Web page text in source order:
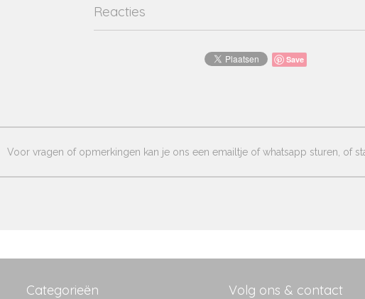
Reacties
Save
Voor vragen of opmerkingen kan je ons een emailtje of whatsapp sturen, of
Categorieën Volg ons & contact